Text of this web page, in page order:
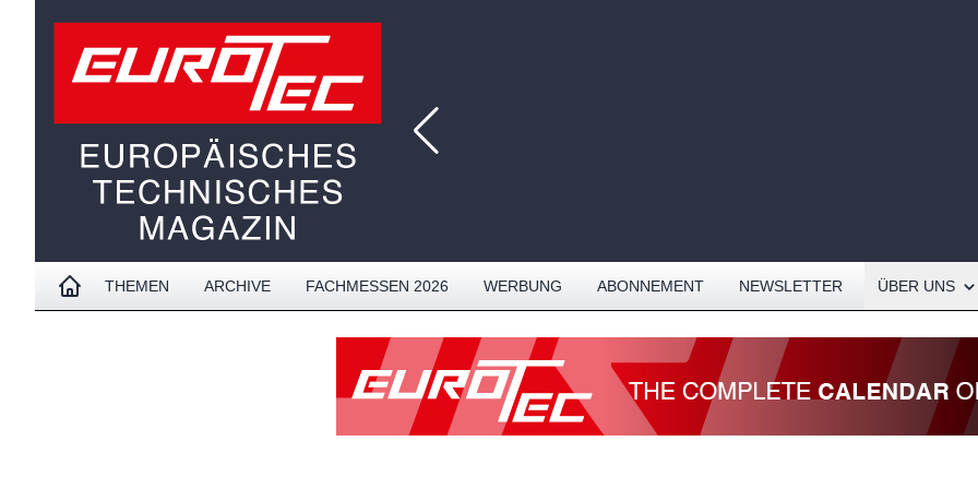
THEMEN ARCHIVE FACHMESSEN 2026 WERBUNG ABONNEMENT NEWSLETTER
ÜBER UNS